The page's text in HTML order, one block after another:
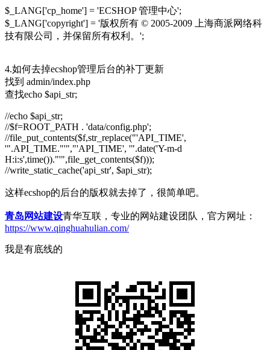
$_LANG['cp_home'] = 'ECSHOP 管理中心';
$_LANG['copyright'] = '版权所有 © 2005-2009 上海商派网络科
技有限公司，并保留所有权利。';
4.如何去掉ecshop管理后台的补丁更新
找到 admin/index.php
查找echo $api_str;
//echo $api_str;
//$f=ROOT_PATH . 'data/config.php';
//file_put_contents($f,str_replace("'API_TIME',
'".API_TIME."'","'API_TIME', '".date('Y-m-d
H:i:s',time())."'",file_get_contents($f)));
//write_static_cache('api_str', $api_str);
这样ecshop的后台的版权就去掉了，很简单吧。
青岛网站建设青华互联，专业的网站建设团队，官方网址：
https://www.qinghuahulian.com/
我是有底线的